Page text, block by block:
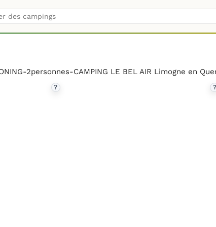
2personnes-CAMPING LE BEL AIR Limogne en
? ?